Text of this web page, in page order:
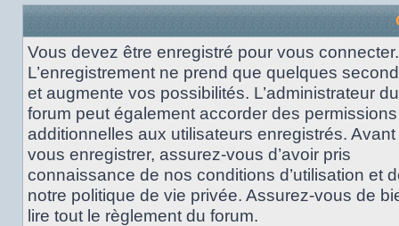
Vous devez être enregistré pour vous connecter.
L’enregistrement ne prend que quelques
et augmente vos possibilités. L’administrateur du
forum peut également accorder des permissions
additionnelles aux utilisateurs enregistrés.
vous enregistrer, assurez-vous d’avoir pris
connaissance de nos conditions d’utilisation et
notre politique de vie privée. Assurez-vous de
lire tout le règlement du forum.